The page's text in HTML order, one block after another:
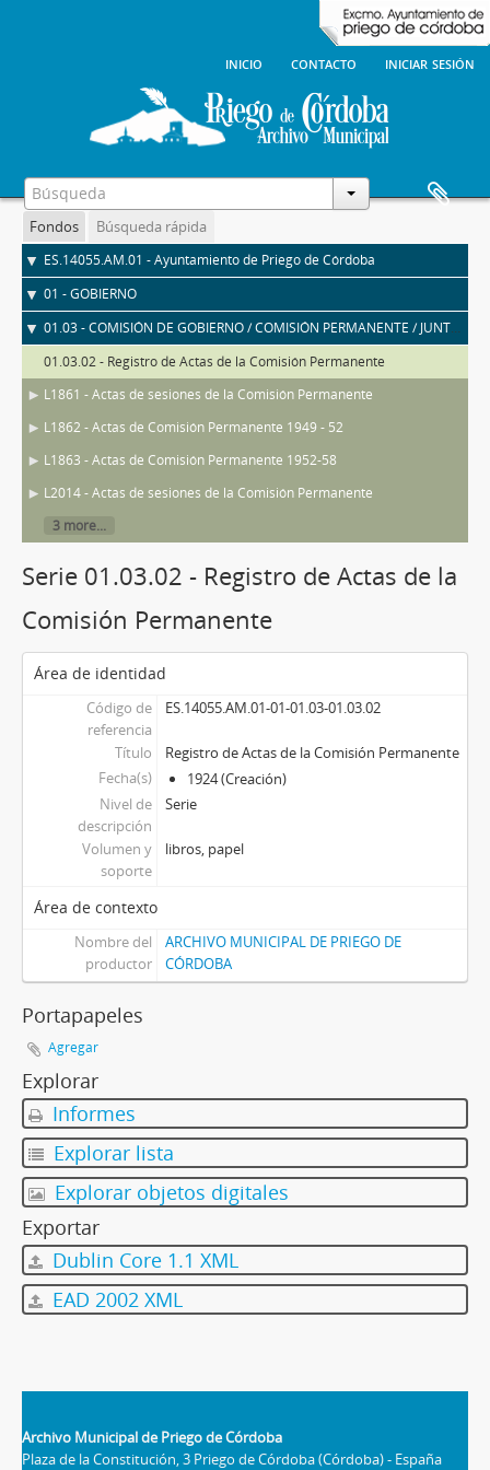
inicio contacto iniciar sesión
Fondos Búsqueda rápida
ES.14055.AM.01 - Ayuntamiento de Priego de Córdoba
01 - GOBIERNO
01.03 - COMISIÓN DE GOBIERNO / COMISIÓN PERMANENTE / JUNTA DE GOBIERNO LOCAL
01.03.02 - Registro de Actas de la Comisión Permanente
L1861 - Actas de sesiones de la Comisión Permanente
L1862 - Actas de Comisión Permanente 1949 - 52
L1863 - Actas de Comisión Permanente 1952-58
L2014 - Actas de sesiones de la Comisión Permanente
3 more...
Serie 01.03.02 - Registro de Actas de la
Comisión Permanente
Área de identidad
Código de
referencia
ES.14055.AM.01-01-01.03-01.03.02
Título
Registro de Actas de la Comisión Permanente
Fecha(s)
1924 (Creación)
Nivel de
descripción
Serie
Volumen y
soporte
libros, papel
Área de contexto
Nombre del
productor
ARCHIVO MUNICIPAL DE PRIEGO DE
CÓRDOBA
Portapapeles
Agregar
Explorar
Informes
Explorar lista
Explorar objetos digitales
Exportar
Dublin Core 1.1 XML
EAD 2002 XML
Archivo Municipal de Priego de Córdoba
Plaza de la Constitución, 3 Priego de Córdoba (Córdoba) - España